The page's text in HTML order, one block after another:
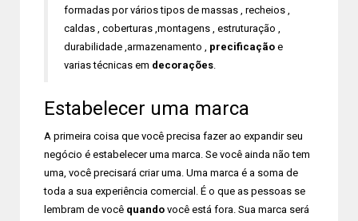
formadas por vários tipos de massas , recheios ,
caldas , coberturas ,montagens , estruturação ,
durabilidade ,armazenamento , precificação e
varias técnicas em decorações.
Estabelecer uma marca
A primeira coisa que você precisa fazer ao expandir seu
negócio é estabelecer uma marca. Se você ainda não tem
uma, você precisará criar uma. Uma marca é a soma de
toda a sua experiência comercial. É o que as pessoas se
lembram de você quando você está fora. Sua marca será